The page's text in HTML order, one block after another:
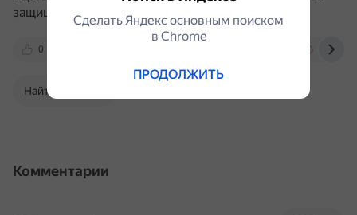
защищает от негативного воздействия.
0 be-
Найти в Поиске
Комментарии
Сделать Яндекс основным поиском
в Сhrome
ПРОДОЛЖИТЬ